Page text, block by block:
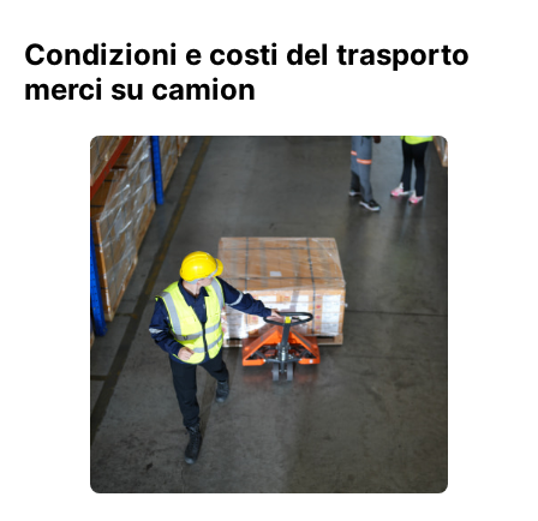
Condizioni e costi del trasporto
merci su camion